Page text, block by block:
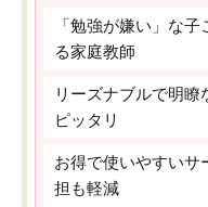
「勉強が嫌い」な
る家庭教師
リーズナブルで明
ピッタリ
お得で使いやすいサ
担も軽減